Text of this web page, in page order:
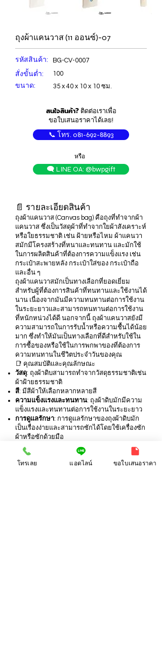
ถุงผ้าแคนวาส (11 ออนซ์)-07
รหัสสินค้า: BG-CV-0007
สั่งขั้นต่ำ:
ขนาด:
100
35 x 40 x 10 x 10 ซม.
สนใจสินค้า?ติดต่อเราเพื่อ
ขอใบเสนอราคาได้เลย!
📞 โทร. 081-692-8893
หรือ
🗨️ LINE OA: @bwpgift
📄 รายละเอียดสินค้า
ถุงผ้าแคนวาส (Canvas bag) คือถุงที่ทำจากผ้า
แคนวาส ซึ่งเป็นวัสดุผ้าที่ทำจากใยผ้าสังเคราะห์
หรือใยธรรมชาติ เช่น ฝ้ายหรือไหม ผ้าแคนวา
สมักมีโครงสร้างที่หนาและทนทาน และมักใช้
ในการผลิตสินค้าที่ต้องการความแข็งแรง เช่น
กระเป๋าสะพายหลัง กระเป๋าใส่ของ กระเป๋าถือ
และอื่น ๆ
ถุงผ้าแคนวาสมักเป็นทางเลือกที่ยอดเยี่ยม
สำหรับผู้ที่ต้องการสินค้าที่ทนทานและใช้งานได้
นาน เนื่องจากมันมีความทนทานต่อการใช้งาน
ในระยะยาวและสามารถทนทานต่อการใช้งาน
ที่หนักหน่วงได้ดี นอกจากนี้ ถุงผ้าแคนวาสยังมี
ความสามารถในการรับน้ำหรือความชื้นได้น้อย
มาก ซึ่งทำให้มันเป็นทางเลือกที่ดีสำหรับใช้ใน
การซื้อของหรือใช้ในการพกพาของที่ต้องการ
ความทนทานในชีวิตประจำวันของคุณ
📑 คุณสมบัติและคุณลักษณะ
วัสดุ: ถุงผ้าดิบสามารถทำจากวัสดุธรรมชาติเช่น
ผ้าฝ้ายธรรมชาติ
สี: มีสีผ้าให้เลือกหลากหลายสี
ความแข็งแรงและทนทาน: ถุงผ้าดิบมักมีความ
แข็งแรงและทนทานต่อการใช้งานในระยะยาว
การดูแลรักษา: การดูแลรักษาของถุงผ้าดิบมัก
เป็นเรื่องง่ายและสามารถซักได้โดยใช้เครื่องซัก
ผ้าหรือซักด้วยมือ
การใช้งานสะดวกสบาย: มักมีหูหรือสายสะพาย
ที่ออกแบบมาเพื่อความสะดวกในการพกพาและ
ใช้งาน
โทรเลย แอดไลน์ ขอใบเสนอราคา